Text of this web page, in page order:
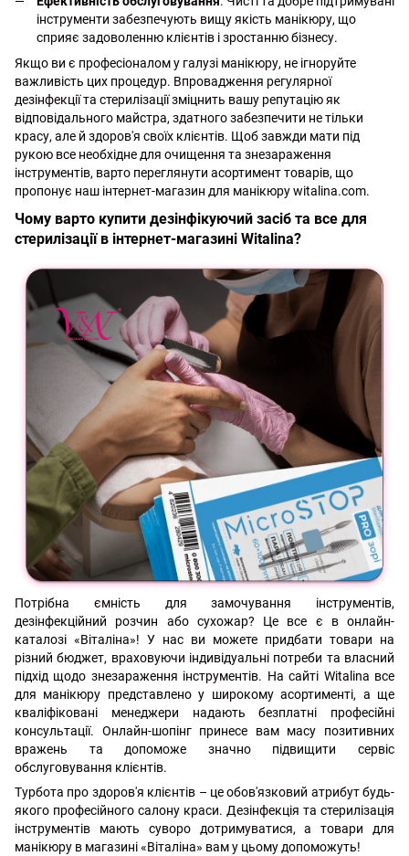
інструменти забезпечують вищу якість манікюру, що
сприяє задоволенню клієнтів і зростанню бізнесу.
Якщо ви є професіоналом у галузі манікюру, не ігноруйте
важливість цих процедур. Впровадження регулярної
дезінфекції та стерилізації зміцнить вашу репутацію як
відповідального майстра, здатного забезпечити не тільки
красу, але й здоров'я своїх клієнтів. Щоб завжди мати під
рукою все необхідне для очищення та знезараження
інструментів, варто переглянути асортимент товарів, що
пропонує наш інтернет-магазин для манікюру witalina.com.
Чому варто купити дезінфікуючий засіб та все для
стерилізації в інтернет-магазині Witalina?
Потрібна ємність для замочування інструментів,
дезінфекційний розчин або сухожар? Це все є в онлайн-
каталозі «Віталіна»! У нас ви можете придбати товари на
різний бюджет, враховуючи індивідуальні потреби та власний
підхід щодо знезараження інструментів. На сайті Witalina все
для манікюру представлено у широкому асортименті, а ще
кваліфіковані менеджери надають безплатні професійні
консультації. Онлайн-шопінг принесе вам масу позитивних
вражень та допоможе значно підвищити сервіс
обслуговування клієнтів.
Турбота про здоров'я клієнтів – це обов'язковий атрибут будь-
якого професійного салону краси. Дезінфекція та стерилізація
інструментів мають суворо дотримуватися, а товари для
манікюру в магазині «Віталіна» вам у цьому допоможуть!